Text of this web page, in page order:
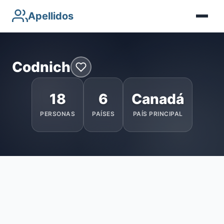
Apellidos
Codnich
18
PERSONAS
6
PAÍSES
Canadá
PAÍS PRINCIPAL